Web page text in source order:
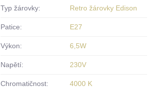
Typ žárovky: Retro žárovky Edison
Patice: E27
Výkon: 6,5W
Napětí: 230V
Chromatičnost: 4000 K